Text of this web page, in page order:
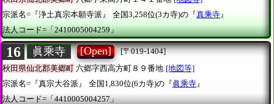
宗派名=『浄土真宗本願寺派』
全国3,258位(3カ寺)の『真乘寺』
法人コード=「2410005004259」
16 眞乘寺 [Open]
[〒019-1404]
秋田県仙北郡美郷町 六郷字西高方町８９番地 [地図等]
宗派名=『真宗大谷派』
全国1,830位(6カ寺)の『眞乘寺 』
法人コード=「4410005004257」